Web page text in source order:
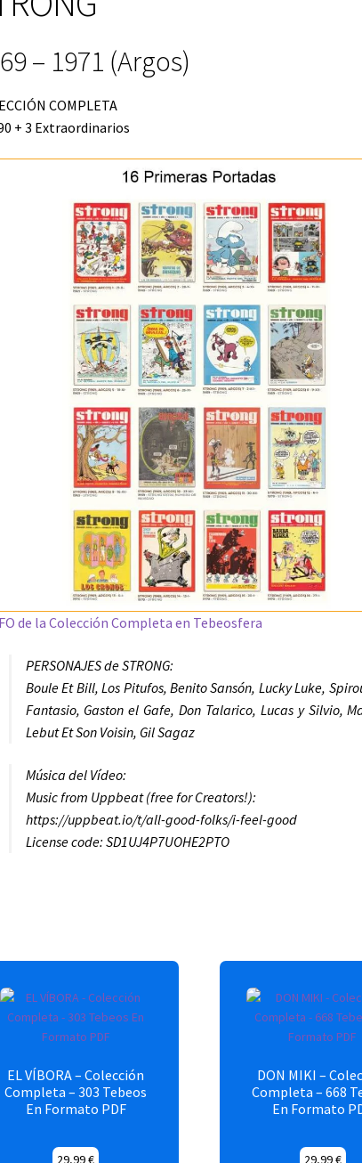
– 1971 (Argos)
COMPLETA
+ 3 Extraordinarios
de la Colección Completa en Tebeosfera
PERSONAJES de STRONG:
Boule Et Bill, Los Pitufos, Benito Sansón, Lucky Luke,
Fantasio, Gaston el Gafe, Don Talarico, Lucas y Silvio,
Lebut Et Son Voisin, Gil Sagaz
Música del Vídeo:
Music from Uppbeat (free for Creators!):
https://uppbeat.io/t/all-good-folks/i-feel-good
License code: SD1UJ4P7UOHE2PTO
EL VÍBORA – Colección
Completa – 303 Tebeos
En Formato PDF
29,99€
DON MIKI –
Completa – 668
En Formato
29,99€